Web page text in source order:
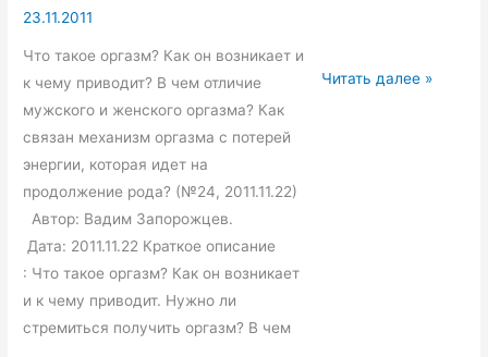
23.11.2011
Что такое оргазм? Как он возникает и
к чему приводит? В чем отличие
мужского и женского оргазма? Как
связан механизм оргазма с потерей
энергии, которая идет на
продолжение рода? (№24, 2011.11.22)
Автор: Вадим Запорожцев.
Дата: 2011.11.22 Краткое описание
: Что такое оргазм? Как он возникает
и к чему приводит. Нужно ли
стремиться получить оргазм? В чем
2011.11.22.
Читать далее »